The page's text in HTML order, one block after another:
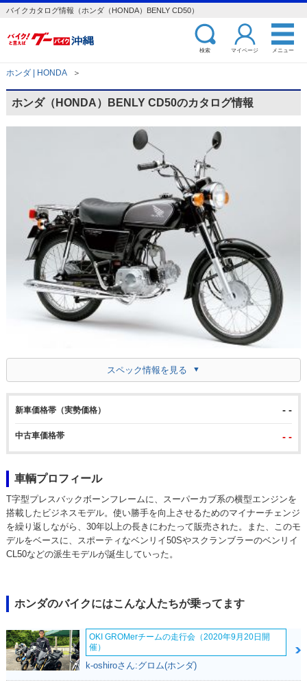
バイクカタログ情報（ホンダ（HONDA）BENLY CD50）
検索 マイページ メニュー
ホンダ | HONDA ＞
ホンダ（HONDA）BENLY CD50のカタログ情報
スペック情報を見る
新車価格帯（実勢価格） - -
中古車価格帯 - -
車輌プロフィール
T字型プレスバックボーンフレームに、スーパーカブ系の横型エンジンを
搭載したビジネスモデル。使い勝手を向上させるためのマイナーチェンジ
を繰り返しながら、30年以上の長きにわたって販売された。また、このモ
デルをベースに、スポーティなベンリイ50Sやスクランブラーのベンリイ
CL50などの派生モデルが誕生していった。
ホンダのバイクにはこんな人たちが乗ってます
OKI GROMerチームの走行会（2020年9月20日開
催）
k-oshiroさん:グロム(ホンダ)